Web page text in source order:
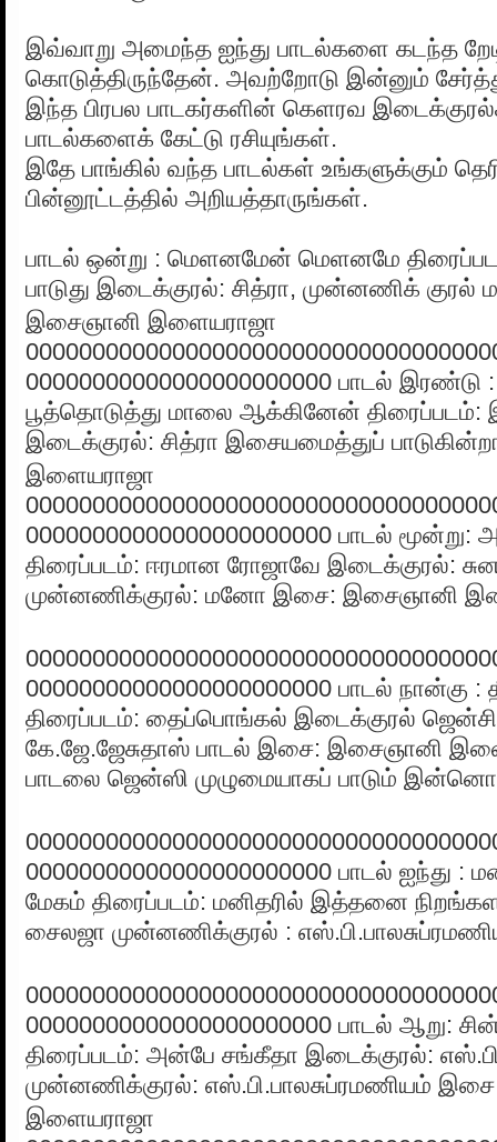
இவ்வாறு அமைந்த ஐந்து பாடல்களை கடந்த
கொடுத்திருந்தேன். அவற்றோடு இன்னும்
இந்த பிரபல பாடகர்களின் கெளரவ
பாடல்களைக் கேட்டு ரசியுங்கள்.
இதே பாங்கில் வந்த பாடல்கள் உங்களுக்கும்
பின்னூட்டத்தில் அறியத்தாருங்கள்.
பாடல் ஒன்று : மெளனமேன் மெளனமே
பாடுது இடைக்குரல்: சித்ரா, முன்னணிக்
இசைஞானி இளையராஜா
00000000000000000000000 பாடல் இரண்டு :
பூத்தொடுத்து மாலை ஆக்கினேன் திரைப்படம்:
இடைக்குரல்: சித்ரா இசையமைத்துப்
இளையராஜா
00000000000000000000000 பாடல்
திரைப்படம்: ஈரமான ரோஜாவே இடைக்குரல்:
முன்னணிக்குரல்: மனோ இசை: இசைஞானி
00000000000000000000000 பாடல் நான்கு
திரைப்படம்: தைப்பொங்கல் இடைக்குரல்
கே.ஜே.ஜேசுதாஸ் பாடல் இசை: இசைஞானி
பாடலை ஜென்ஸி முழுமையாகப் பாடும்
00000000000000000000000 பாடல் ஐந்து :
மேகம் திரைப்படம்: மனிதரில் இத்தனை
சைலஜா முன்னணிக்குரல் :
00000000000000000000000 பாடல் ஆறு:
திரைப்படம்: அன்பே சங்கீதா இடைக்குரல்:
முன்னணிக்குரல்: எஸ்.பி.பாலசுப்ரமணியம்
இளையராஜா